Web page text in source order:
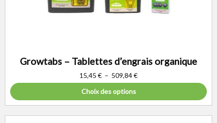
Growtabs – Tablettes d’engrais organique
15,45 € – 509,84€
Choix des options